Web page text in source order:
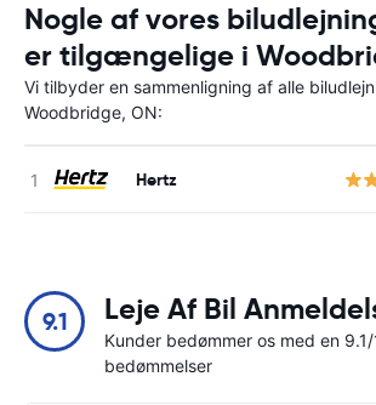
Nogle af vores
er tilgængelige i
Vi tilbyder en sammenligning af alle
Woodbridge, ON:
Hertz
9.1 Leje Af Bil
Kunder bedømmer os med en
bedømmelser